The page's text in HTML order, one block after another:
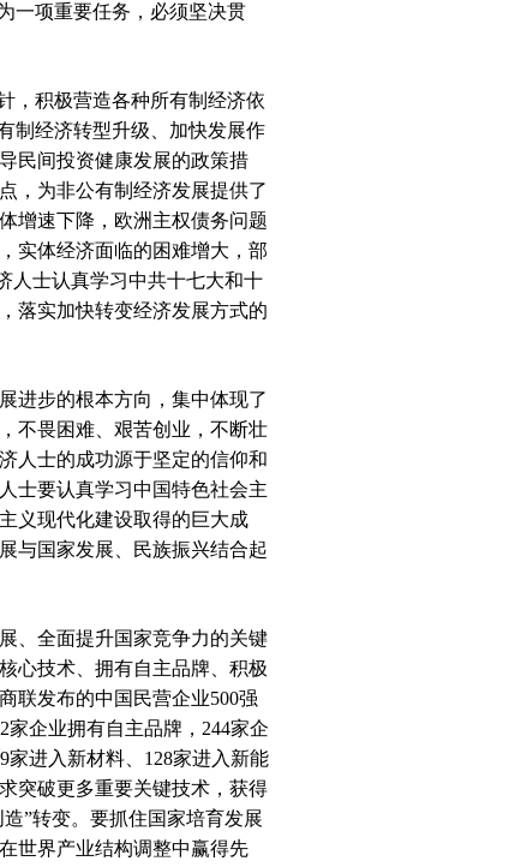
一项重要任务，必须坚决贯
积极营造各种所有制经济依
制经济转型升级、加快发展作
民间投资健康发展的政策措
，为非公有制经济发展提供了
增速下降，欧洲主权债务问题
实体经济面临的困难增大，部
人士认真学习中共十七大和十
落实加快转变经济发展方式的
进步的根本方向，集中体现了
不畏困难、艰苦创业，不断壮
人士的成功源于坚定的信仰和
士要认真学习中国特色社会主
义现代化建设取得的巨大成
与国家发展、民族振兴结合起
、全面提升国家竞争力的关键
心技术、拥有自主品牌、积极
联发布的中国民营企业500强
企业拥有自主品牌，244家企
家进入新材料、128家进入新能
突破更多重要关键技术，获得
”转变。要抓住国家培育发展
世界产业结构调整中赢得先